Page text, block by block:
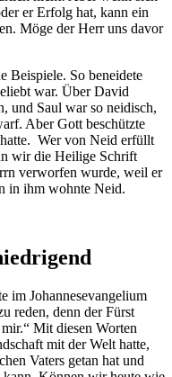
er Erfolg hat, kann ein
Möge der Herr uns davor
Beispiele. So beneidete
war. Über David
und Saul war so neidisch,
Aber Gott beschützte
Wer von Neid erfüllt
wir die Heilige Schrift
verworfen wurde, weil er
in ihm wohnte Neid.
im Johannesevangelium
reden, denn der Fürst
Mit diesen Worten
mit der Welt hatte,
Vaters getan hat und